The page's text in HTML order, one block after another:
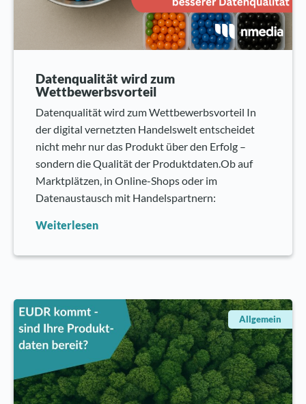
Datenqualität wird zum
Wettbewerbsvorteil
Datenqualität wird zum Wettbewerbsvorteil In
der digital vernetzten Handelswelt entscheidet
nicht mehr nur das Produkt über den Erfolg –
sondern die Qualität der Produktdaten.Ob auf
Marktplätzen, in Online-Shops oder im
Datenaustausch mit Handelspartnern:
Weiterlesen
Allgemein